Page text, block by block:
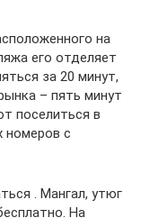
на
его отделяет
за 20 минут,
– пять минут
поселиться в
номеров с
. Мангал, утюг
На